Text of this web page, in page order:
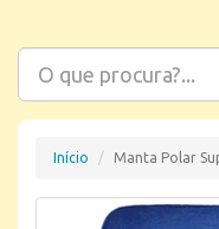
Início Manta Polar